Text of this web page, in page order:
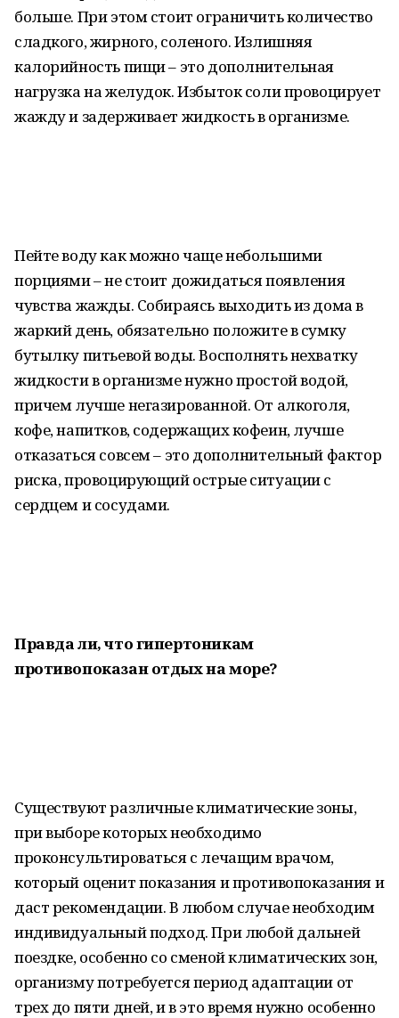
больше. При этом стоит ограничить количество
сладкого, жирного, соленого. Излишняя
калорийность пищи – это дополнительная
нагрузка на желудок. Избыток соли провоцирует
жажду и задерживает жидкость в организме.
Пейте воду как можно чаще небольшими
порциями – не стоит дожидаться появления
чувства жажды. Собираясь выходить из дома в
жаркий день, обязательно положите в сумку
бутылку питьевой воды. Восполнять нехватку
жидкости в организме нужно простой водой,
причем лучше негазированной. От алкоголя,
кофе, напитков, содержащих кофеин, лучше
отказаться совсем – это дополнительный фактор
риска, провоцирующий острые ситуации с
сердцем и сосудами.
Правда ли, что гипертоникам
противопоказан отдых на море?
Существуют различные климатические зоны,
при выборе которых необходимо
проконсультироваться с лечащим врачом,
который оценит показания и противопоказания и
даст рекомендации. В любом случае необходим
индивидуальный подход. При любой дальней
поездке, особенно со сменой климатических зон,
организму потребуется период адаптации от
трех до пяти дней, и в это время нужно особенно